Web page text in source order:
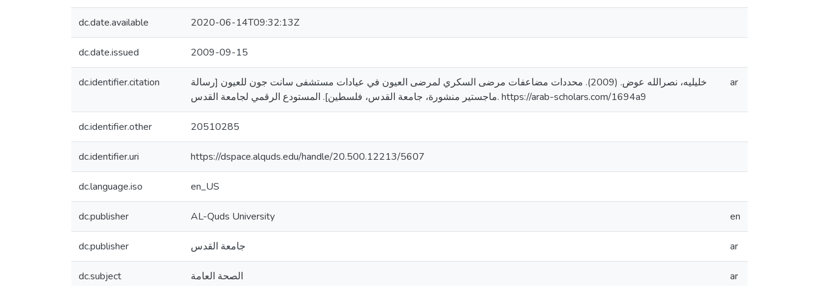
dc.date.available 2020-06-14T09:32:13Z
dc.date.issued 2009-09-15
dc.identifier.citation
خليليه، نصرالله عوض. (2009). محددات مضاعفات مرضى السكري لمرضى العيون في عيادات مستشفى سانت جون للعيون [رسالة
ماجستير منشورة، جامعة القدس، فلسطين]. المستودع الرقمي لجامعة القدس. https://arab-scholars.com/1694a9
ar
dc.identifier.other 20510285
dc.identifier.uri https://dspace.alquds.edu/handle/20.500.12213/5607
dc.language.iso en_US
dc.publisher AL-Quds University en
dc.publisher جامعة القدس ar
dc.subject الصحة العامة ar